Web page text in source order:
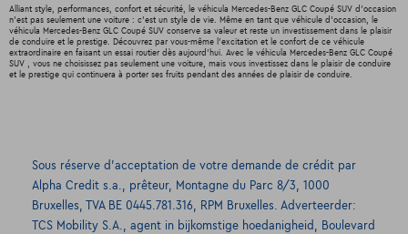
Alliant style, performances, confort et sécurité, le véhicula Mercedes-Benz GLC Coupé SUV d'occasion
n'est pas seulement une voiture : c'est un style de vie. Même en tant que véhicule d'occasion, le
véhicula Mercedes-Benz GLC Coupé SUV conserve sa valeur et reste un investissement dans le plaisir
de conduire et le prestige. Découvrez par vous-même l'excitation et le confort de ce véhicule
extraordinaire en faisant un essai routier dès aujourd'hui. Avec le véhicula Mercedes-Benz GLC Coupé
SUV , vous ne choisissez pas seulement une voiture, mais vous investissez dans le plaisir de conduire
et le prestige qui continuera à porter ses fruits pendant des années de plaisir de conduire.
Sous réserve d’acceptation de votre demande de crédit par
Alpha Credit s.a., prêteur, Montagne du Parc 8/3, 1000
Bruxelles, TVA BE 0445.781.316, RPM Bruxelles. Adverteerder:
TCS Mobility S.A., agent in bijkomstige hoedanigheid, Boulevard